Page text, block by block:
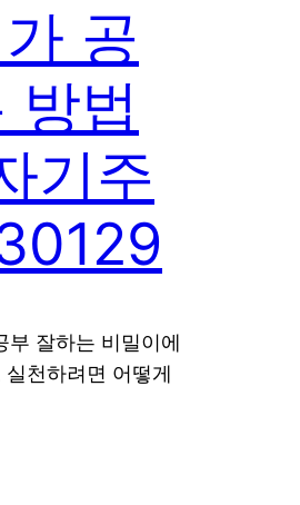
공
방법
기주
부 잘하는 비밀이에
천하려면 어떻게